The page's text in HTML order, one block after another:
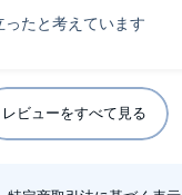
レビューをすべて見る